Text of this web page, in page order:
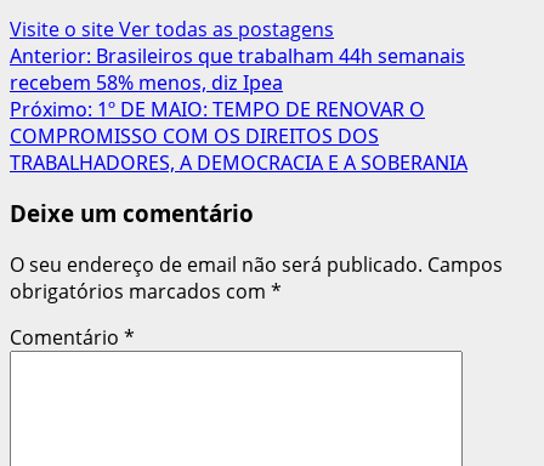
Visite o siteVer todas as postagens
Navegação
de
artigos
Anterior: Brasileiros que trabalham 44h semanais
recebem 58% menos, diz Ipea
Próximo: 1º DE MAIO: TEMPO DE RENOVAR O
COMPROMISSO COM OS DIREITOS DOS
TRABALHADORES, A DEMOCRACIA E A SOBERANIA
Deixe um comentário
O seu endereço de email não será publicado. Campos
obrigatórios marcados com *
Comentário *